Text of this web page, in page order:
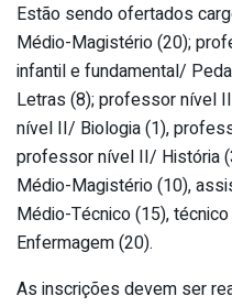
Estão sendo ofertados
Médio-Magistério (20);
infantil e fundamental/
Letras (8); professor nível
nível II/ Biologia (1),
professor nível II/ História
Médio-Magistério (10),
Médio-Técnico (15),
Enfermagem (20).
As inscrições devem ser